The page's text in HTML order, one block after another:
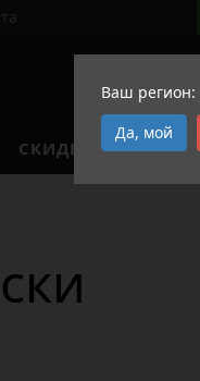
Ваш регион:
Да, мой
СКИДКИ АКЦИИ